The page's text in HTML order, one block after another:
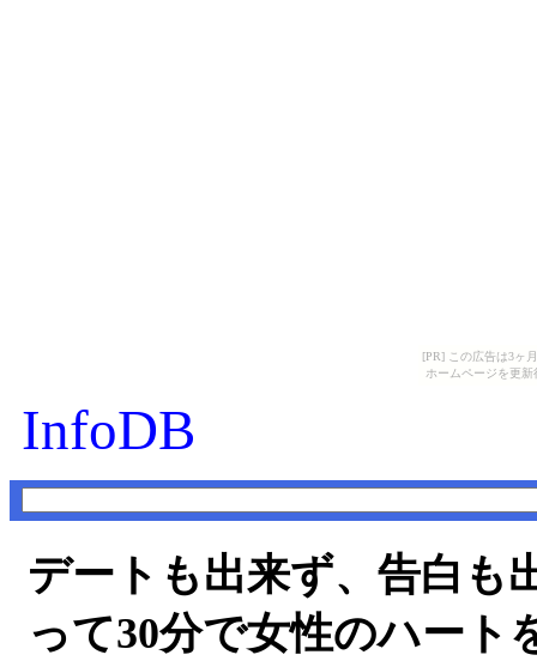
[PR] この広告は3ヶ
ホームページを更
InfoDB
デートも出来ず、告白も
って30分で女性のハート